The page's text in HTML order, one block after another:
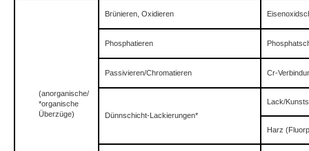
(anorganische/
*organische
Überzüge)
Brünieren, Oxidieren
Phosphatieren
Passivieren/Chromatieren Cr-
Dünnschicht-Lackierungen*
Lack/
Harz